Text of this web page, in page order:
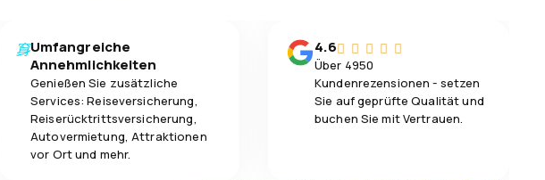
Umfangreiche
Annehmlichkeiten
Genießen Sie zusätzliche
Services: Reiseversicherung,
Reiserücktrittsversicherung,
Autovermietung, Attraktionen
vor Ort und mehr.
4.6
Über 4950
Kundenrezensionen - setzen
Sie auf geprüfte Qualität und
buchen Sie mit Vertrauen.